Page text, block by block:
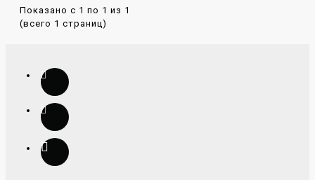
Показано с 1 по 1 из 1
(всего 1 страниц)